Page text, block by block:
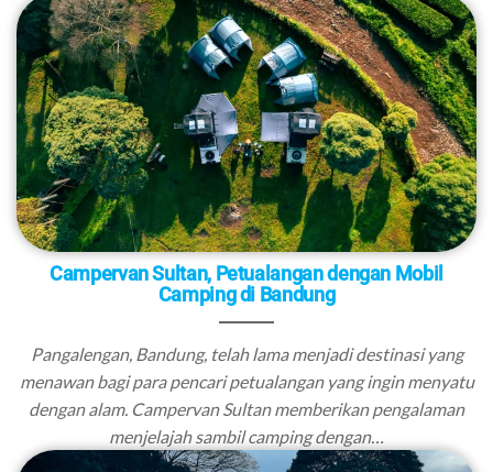
Campervan Sultan, Petualangan dengan Mobil
Camping di Bandung
Pangalengan, Bandung, telah lama menjadi destinasi yang
menawan bagi para pencari petualangan yang ingin menyatu
dengan alam. Campervan Sultan memberikan pengalaman
menjelajah sambil camping dengan…